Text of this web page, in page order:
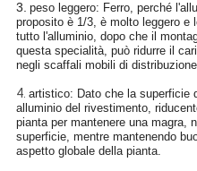
3. peso leggero: Ferro, perché
proposito è 1/3, è molto leggero
tutto l'alluminio, dopo che il
questa specialità, può ridurre il
negli scaffali mobili di
4. artistico: Dato che la superficie
alluminio del rivestimento,
pianta per mantenere una magra,
superficie, mentre mantenendo
aspetto globale della pianta.